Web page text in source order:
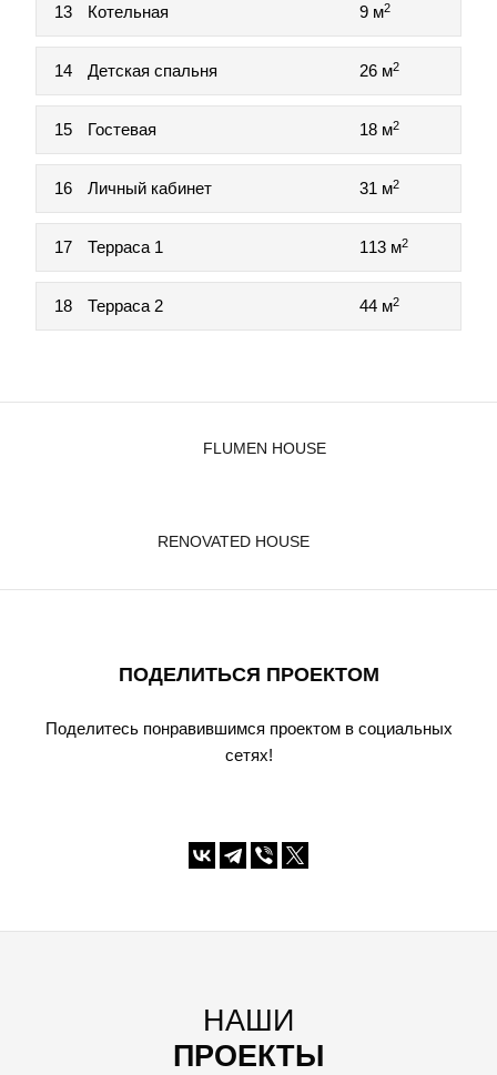
13 Котельная 9 м2
14 Детская спальня 26 м2
15 Гостевая 18 м2
16 Личный кабинет 31 м2
17 Терраса 1 113 м2
18 Терраса 2 44 м2
FLUMEN HOUSE
RENOVATED HOUSE
ПОДЕЛИТЬСЯ ПРОЕКТОМ
Поделитесь понравившимся проектом в социальных
сетях!
НАШИ
ПРОЕКТЫ